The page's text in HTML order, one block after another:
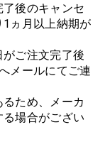
後のキャンセ
ヵ月以上納期が
ご注文完了後
メールにてご連
ため、メーカ
場合がござい